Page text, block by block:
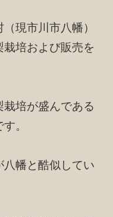
現市川市八幡）
培および販売を
培が盛んである
。
幡と酷似してい